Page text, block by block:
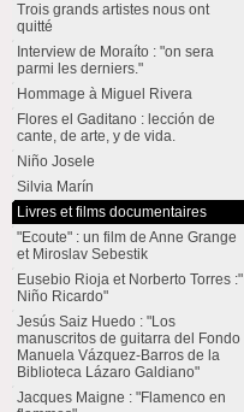
Trois grands artistes nous ont
quitté
Interview de Moraíto : "on sera
parmi les derniers."
Hommage à Miguel Rivera
Flores el Gaditano : lección de
cante, de arte, y de vida.
Niño Josele
Silvia Marín
Livres et films documentaires
"Ecoute" : un film de Anne Grange
et Miroslav Sebestik
Eusebio Rioja et Norberto Torres :"
Niño Ricardo"
Jesús Saiz Huedo : "Los
manuscritos de guitarra del Fondo
Manuela Vázquez-Barros de la
Biblioteca Lázaro Galdiano"
Jacques Maigne : "Flamenco en